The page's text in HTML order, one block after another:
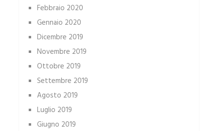
Febbraio 2020
Gennaio 2020
Dicembre 2019
Novembre 2019
Ottobre 2019
Settembre 2019
Agosto 2019
Luglio 2019
Giugno 2019